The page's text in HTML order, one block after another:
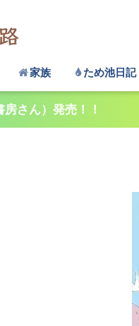
家族 ため池日記
さん）発売！！